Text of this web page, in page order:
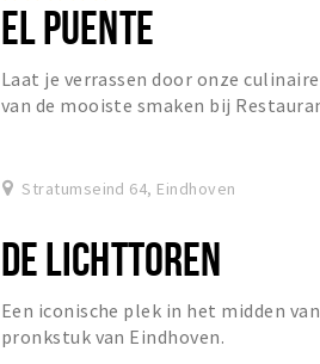
EL PUENTE
Laat je verrassen door onze
van de mooiste smaken bij
Stratumseind 64, Eindhoven
DE LICHTTOREN
Een iconische plek in het midden
pronkstuk van Eindhoven.